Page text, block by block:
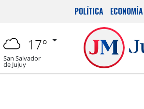
POLÍTICA ECONOMÍA
17°
San Salvador
de Jujuy